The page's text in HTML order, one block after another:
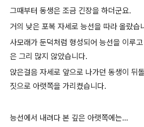
그때부터 동생은 조금 긴장을 하더군요.
거의 낮은 포복 자세로 능선을 따라 올랐습
사모래가 둔덕처럼 형성되어 능선을 이루
은 그리 많지 않았습니다.
앉은걸음 자세로 앞으로 나가던 동생이 뒤
짓으로 아랫쪽을 가리켰습니다.
능선에서 내려다 본 깊은 아랫쪽에는...